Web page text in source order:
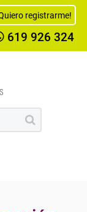
registrarme!
619 926 324